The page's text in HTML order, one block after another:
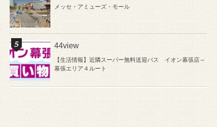
メッセ・アミューズ・モール
44view
【生活情報】近隣スーパー無料送迎バス イオン幕張店～
幕張エリア４ルート